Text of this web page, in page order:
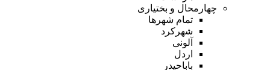
چهارمحال و بختیاری
تمام شهر‌ها
شهرکرد
آلونی
اردل
باباحیدر